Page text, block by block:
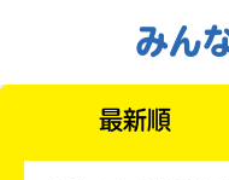
みん
最新順